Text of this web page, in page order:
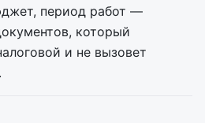
период работ —
который
и не вызовет